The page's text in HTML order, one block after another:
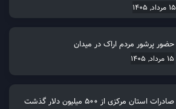
15 مرداد, 1405
حضور پرشور مردم اراک در میدان
15 مرداد, 1405
صادرات استان مرکزی از 500 میلیون دلار گذشت